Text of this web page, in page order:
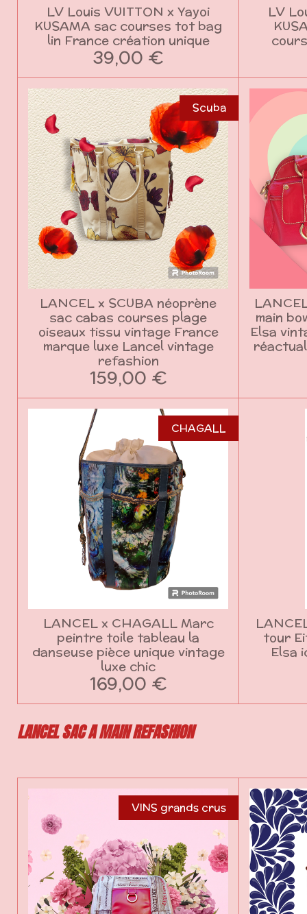
LV Louis VUITTON x Yayoi
KUSAMA sac courses tot bag
lin France création unique
39,00 €
LV
Scuba
LANCEL x SCUBA néoprène
sac cabas courses plage
oiseaux tissu vintage France
marque luxe Lancel vintage
refashion
159,00 €
main
Elsa
CHAGALL
LANCEL x CHAGALL Marc
peintre toile tableau la
danseuse pièce unique vintage
luxe chic
169,00 €
tour
Elsa
LANCEL SAC A MAIN REFASHION
VINS grands crus